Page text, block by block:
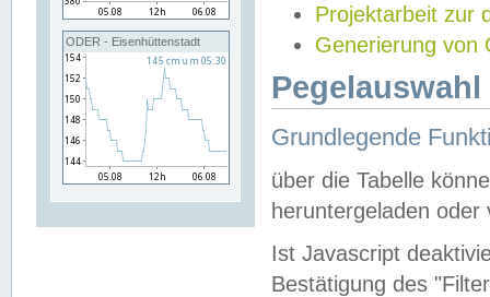
ODER - Eisenhüttenstadt
Projektarbeit zur
Generierung von
Grundlegende
über die Tabelle
heruntergeladen oder
Ist Javascript
Bestätigung des